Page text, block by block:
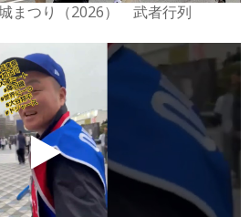
まつり（2026） 武者行列